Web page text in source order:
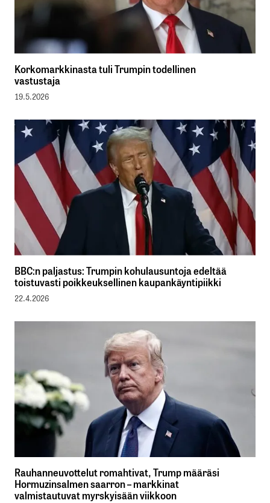
Korkomarkkinasta tuli Trumpin todellinen
vastustaja
19.5.2026
BBC:n paljastus: Trumpin kohulausuntoja edeltää
toistuvasti poikkeuksellinen kaupankäyntipiikki
22.4.2026
Rauhanneuvottelut romahtivat, Trump määräsi
Hormuzinsalmen saarron – markkinat
valmistautuvat myrskyisään viikkoon